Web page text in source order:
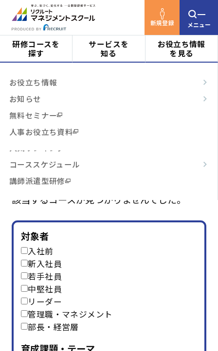
新規登録 メニュー
階層・役割
その他 からコースを探す
はじめての方へ
サービスの特長
お役立ち情報
お問い合わせ
研修コースを
探す
対象者
ビジネススキル
テーマ別
3時間コース
人気ランキング
コーススケジュール
講師派遣型研修
サービスを
知る
はじめての方へ
サービスの特長
ご利用の流れ
よくあるご質問
お役立ち情報
を見る
お役立ち情報
お知らせ
無料セミナー
人事お役立ち資料
リクルートマネジメントスクールTOP
該当件数：0件
該当するコースが見つかりませんでした。
対象者
入社前
新入社員
若手社員
中堅社員
リーダー
管理職・マネジメント
部長・経営層